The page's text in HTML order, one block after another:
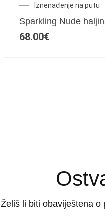
Iznenađenje na putu
Sparkling Nude
68.00€
Želiš li biti obaviještena o